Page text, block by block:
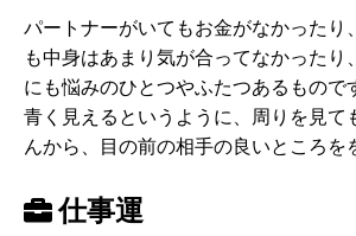
パートナーがいてもお金がなかったり
も中身はあまり気が合ってなかったり
にも悩みのひとつやふたつあるもので
青く見えるというように、周りを見て
んから、目の前の相手の良いところを
仕事運